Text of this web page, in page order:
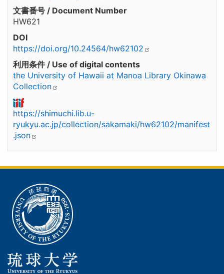
文書番号 / Document Number
HW621
DOI
https://doi.org/10.24564/hw62102
利用条件 / Use of digital contents
the University of Hawaii at Manoa Library Okinawa
Collection
https://shimuchi.lib.u-
ryukyu.ac.jp/collection/sakamaki/hw62102/manifest
.json